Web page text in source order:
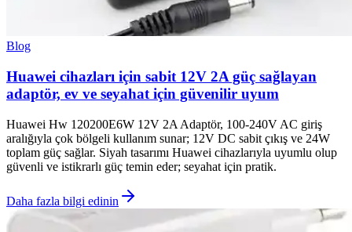
Blog
Huawei cihazları için sabit 12V 2A güç sağlayan
adaptör, ev ve seyahat için güvenilir uyum
Huawei Hw 120200E6W 12V 2A Adaptör, 100-240V AC giriş
aralığıyla çok bölgeli kullanım sunar; 12V DC sabit çıkış ve 24W
toplam güç sağlar. Siyah tasarımı Huawei cihazlarıyla uyumlu olup
güvenli ve istikrarlı güç temin eder; seyahat için pratik.
Daha fazla bilgi edinin